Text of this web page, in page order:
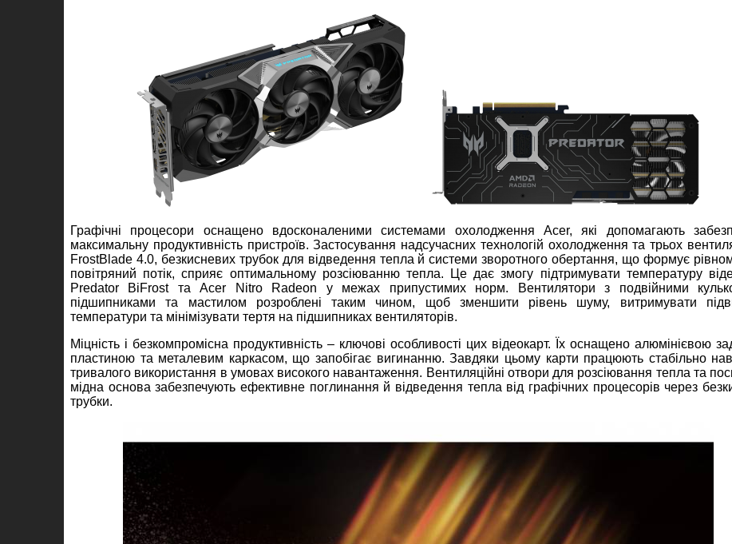
Графічні процесори оснащено вдосконаленими системами охолодження Acer, які допомагають
максимальну продуктивність пристроїв. Застосування надсучасних технологій охолодження та трьох
FrostBlade 4.0, безкисневих трубок для відведення тепла й системи зворотного обертання, що формує
повітряний потік, сприяє оптимальному розсіюванню тепла. Це дає змогу підтримувати температуру
Predator BiFrost та Acer Nitro Radeon у межах припустимих норм. Вентилятори з подвійними
підшипниками та мастилом розроблені таким чином, щоб зменшити рівень шуму, витримувати
температури та мінімізувати тертя на підшипниках вентиляторів.
Міцність і безкомпромісна продуктивність – ключові особливості цих відеокарт. Їх оснащено алюмінієвою
пластиною та металевим каркасом, що запобігає вигинанню. Завдяки цьому карти працюють стабільно
тривалого використання в умовах високого навантаження. Вентиляційні отвори для розсіювання тепла та
мідна основа забезпечують ефективне поглинання й відведення тепла від графічних процесорів через
трубки.